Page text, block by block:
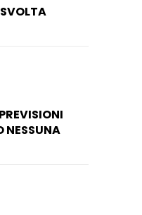
NESSUNA